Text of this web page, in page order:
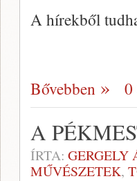
A hírekből
Bővebben 0
A
ÍRTA: GERGELY
MŰVÉSZETEK,